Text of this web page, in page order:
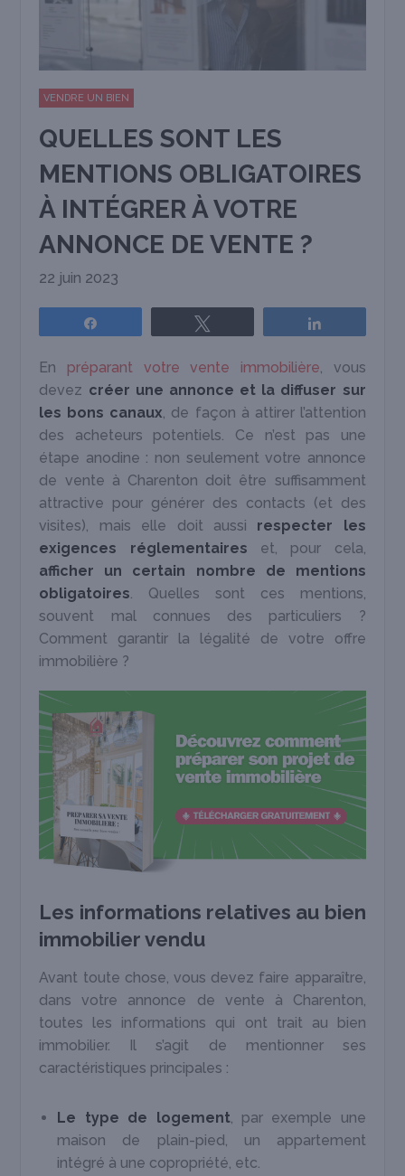
VENDRE UN BIEN
QUELLES SONT LES
MENTIONS OBLIGATOIRES
À INTÉGRER À VOTRE
ANNONCE DE VENTE ?
22 juin 2023
En préparant votre vente immobilière , vous
devez créer une annonce et la diffuser sur
les bons canaux , de façon à attirer l’attention
des acheteurs potentiels. Ce n’est pas une
étape anodine : non seulement votre annonce
de vente à Charenton doit être suffisamment
attractive pour générer des contacts (et des
visites), mais elle doit aussi respecter les
exigences réglementaires et, pour cela,
afficher un certain nombre de mentions
obligatoires . Quelles sont ces mentions,
souvent mal connues des particuliers ?
Comment garantir la légalité de votre offre
immobilière ?
Les informations relatives au bien
immobilier vendu
Avant toute chose, vous devez faire apparaître,
dans votre annonce de vente à Charenton,
toutes les informations qui ont trait au bien
immobilier. Il s’agit de mentionner ses
caractéristiques principales :
Le type de logement, par exemple une
maison de plain-pied, un appartement
intégré à une copropriété, etc.